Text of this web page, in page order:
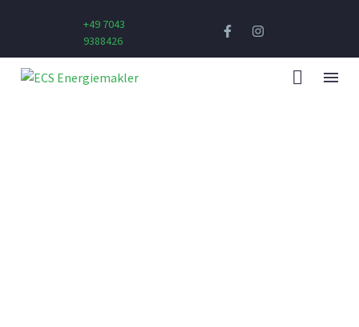
+49 7043
9388426